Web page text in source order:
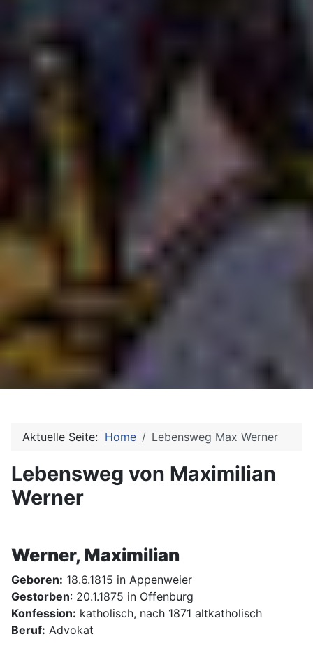
Aktuelle Seite: Home Lebensweg Max Werner
Lebensweg von Maximilian
Werner
Werner, Maximilian
Geboren: 18.6.1815 in Appenweier
Gestorben: 20.1.1875 in Offenburg
Konfession: katholisch, nach 1871 altkatholisch
Beruf: Advokat